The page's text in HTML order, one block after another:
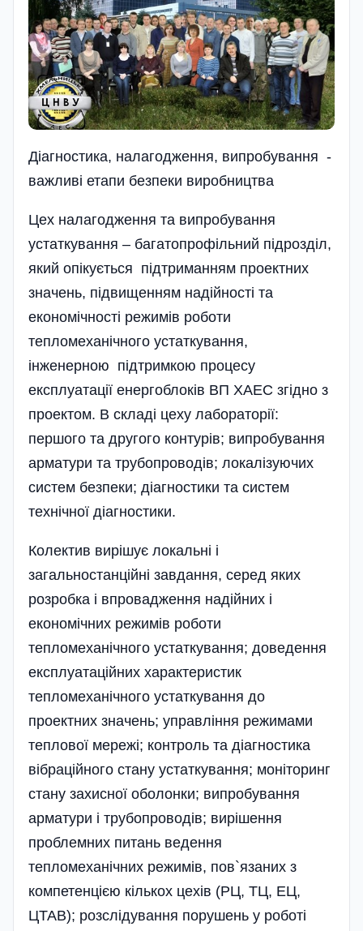
Діагностика, налагодження, випробування -
важливі етапи безпеки виробництва
Цех налагодження та випробування
устаткування – багатопрофільний підрозділ,
який опікується підтриманням проектних
значень, підвищенням надійності та
економічності режимів роботи
тепломеханічного устаткування,
інженерною підтримкою процесу
експлуатації енергоблоків ВП ХАЕС згідно з
проектом. В складі цеху лабораторії:
першого та другого контурів; випробування
арматури та трубопроводів; локалізуючих
систем безпеки; діагностики та систем
технічної діагностики.
Колектив вирішує локальні і
загальностанційні завдання, серед яких
розробка і впровадження на­дійних і
економічних режимів роботи
тепломеханічного устаткування; доведення
експлуатаційних характеристик
тепломеханічного устаткування до
проектних значень; управління режимами
теплової мережі; контроль та діагностика
вібраційного стану устаткування; моніторинг
стану захисної оболонки; випробування
арматури і трубопроводів; вирішення
проблемних питань ведення
тепломеханічних режимів, пов`язаних з
компетенцією кількох цехів (РЦ, ТЦ, ЕЦ,
ЦТАВ); розслідування порушень у роботі